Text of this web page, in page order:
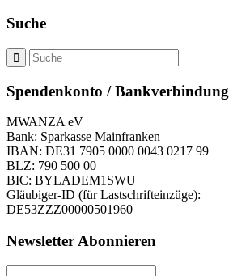
Suche
Spendenkonto / Bankverbindung
MWANZA eV
Bank: Sparkasse Mainfranken
IBAN: DE31 7905 0000 0043 0217 99
BLZ: 790 500 00
BIC: BYLADEM1SWU
Gläubiger-ID (für Lastschrifteinzüge):
DE53ZZZ00000501960
Newsletter Abonnieren